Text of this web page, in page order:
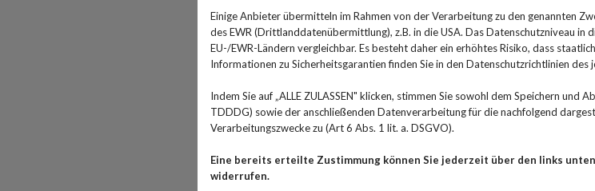
Depressionen eingesetzt
noch bei weiteren
Anzeichen einer Depression
Interessenlosigkeit. Wenn sich
Depression behandelt werden.
Weitere Anwendungsgebiete für
Angststörungen, Phobien, eine
Persönlichkeitsstörungen.
Einige Anbieter übermitteln im Rahmen von der Verarbeitung zu den genannten
des EWR (Drittlanddatenübermittlung), z.B. in die USA. Das Datenschutzniveau in
EU-/EWR-Ländern vergleichbar. Es besteht daher ein erhöhtes Risiko, dass
Informationen zu Sicherheitsgarantien finden Sie in den Datenschutzrichtlinien des
Indem Sie auf „ALLE ZULASSEN" klicken, stimmen Sie sowohl dem Speichern
TDDDG) sowie der anschließenden Datenverarbeitung für die nachfolgend
Verarbeitungszwecke zu (Art 6 Abs. 1 lit. a. DSGVO).
Eine bereits erteilte Zustimmung können Sie jederzeit über den links
widerrufen.